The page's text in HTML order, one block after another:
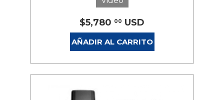
$5,780 00 USD
AÑADIR AL CARRITO